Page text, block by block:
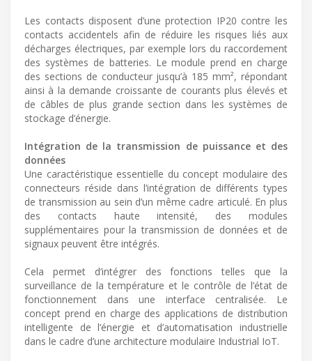
Les contacts disposent d’une protection IP20 contre les
contacts accidentels afin de réduire les risques liés aux
décharges électriques, par exemple lors du raccordement
des systèmes de batteries. Le module prend en charge
des sections de conducteur jusqu’à 185 mm², répondant
ainsi à la demande croissante de courants plus élevés et
de câbles de plus grande section dans les systèmes de
stockage d’énergie.
Intégration de la transmission de puissance et des
données
Une caractéristique essentielle du concept modulaire des
connecteurs réside dans l’intégration de différents types
de transmission au sein d’un même cadre articulé. En plus
des contacts haute intensité, des modules
supplémentaires pour la transmission de données et de
signaux peuvent être intégrés.
Cela permet d’intégrer des fonctions telles que la
surveillance de la température et le contrôle de l’état de
fonctionnement dans une interface centralisée. Le
concept prend en charge des applications de distribution
intelligente de l’énergie et d’automatisation industrielle
dans le cadre d’une architecture modulaire Industrial IoT.